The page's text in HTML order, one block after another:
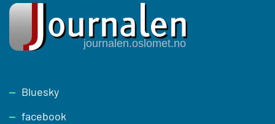
Footer
Bluesky
facebook